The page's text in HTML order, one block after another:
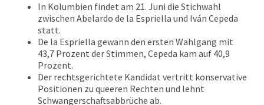
In Kolumbien findet am 21. Juni die Stichwahl
zwischen Abelardo de la Espriella und Iván Cepeda
statt.
De la Espriella gewann den ersten Wahlgang mit
43,7 Prozent der Stimmen, Cepeda kam auf 40,9
Prozent.
Der rechtsgerichtete Kandidat vertritt konservative
Positionen zu queeren Rechten und lehnt
Schwangerschaftsabbrüche ab.